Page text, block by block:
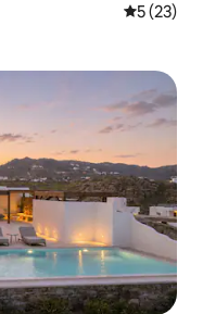
5 (23)